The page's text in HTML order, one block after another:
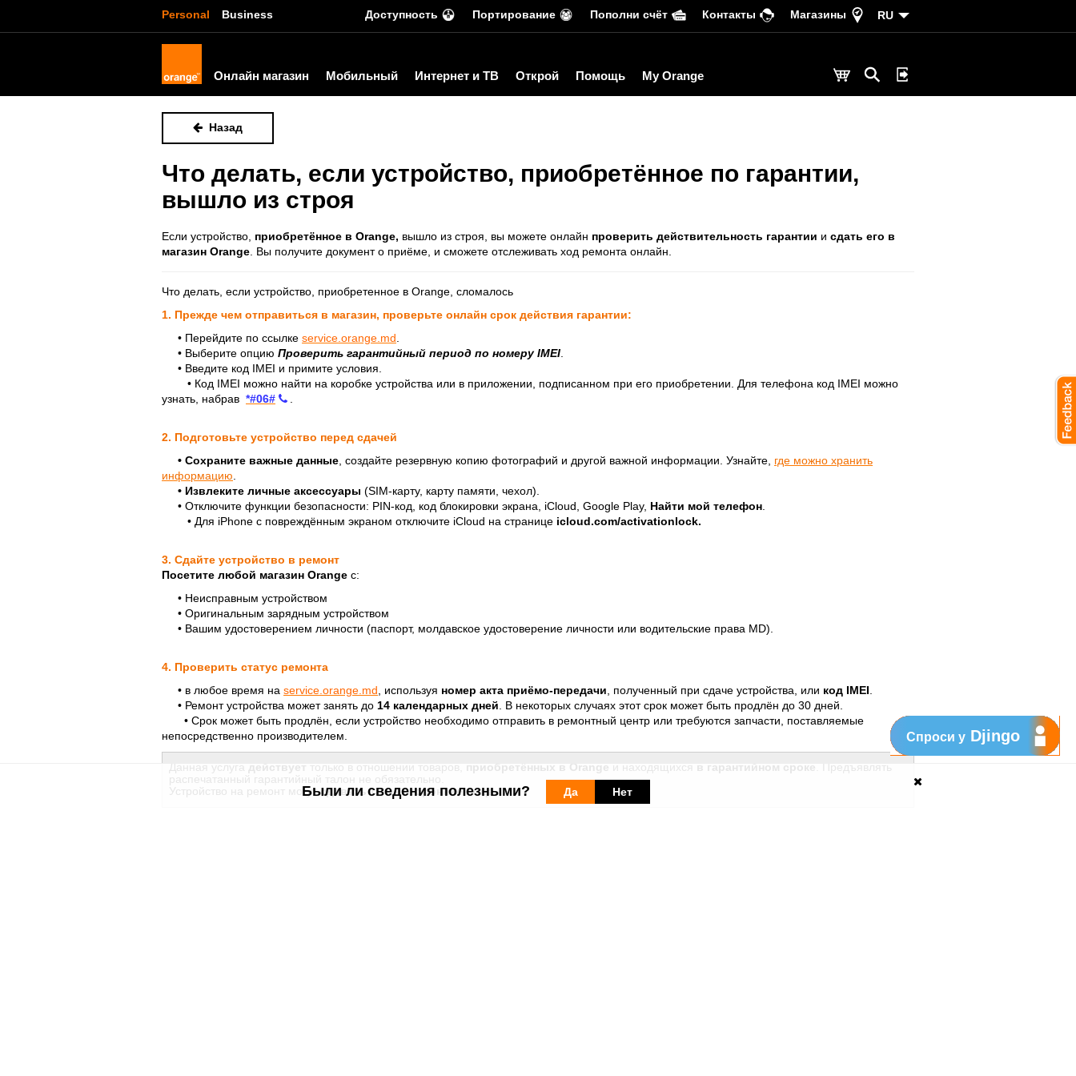
Personal Business Доступность Портирование Пополни счёт Контакты Магазины RU
Онлайн магазин Мобильный Интернет и ТВ Открой Помощь My Orange
Назад
Что делать, если устройство, приобретённое по гарантии,
вышло из строя
Если устройство, приобретённое в Orange, вышло из строя, вы можете онлайн проверить действительность гарантии и сдать его в
магазин Orange . Вы получите документ о приёме, и сможете отслеживать ход ремонта онлайн.
Что делать, если устройство, приобретенное в Orange, сломалось
1. Прежде чем отправиться в магазин, проверьте онлайн срок действия гарантии:
• Перейдите по ссылке service.orange.md
• Выберите опцию Проверить гарантийный период по номеру IMEI
• Введите код IMEI и примите условия.
• Код IMEI можно найти на коробке устройства или в приложении, подписанном при его приобретении. Для телефона код IMEI можно
узнать, набрав *#06#
2. Подготовьте устройство перед сдачей
• Сохраните важные данные , создайте резервную копию фотографий и другой важной информации. Узнайте, где можно хранить
информацию
• Извлеките личные аксессуары (SIM-карту, карту памяти, чехол).
• Отключите функции безопасности: PIN-код, код блокировки экрана, iCloud, Google Play, Найти мой телефон
• Для iPhone с повреждённым экраном отключите iCloud на странице icloud.com/activationlock.
3. Сдайте устройство в ремонт
Посетите любой магазин Orange с:
• Неисправным устройством
• Оригинальным зарядным устройством
• Вашим удостоверением личности (паспорт, молдавское удостоверение личности или водительские права MD).
4. Проверить статус ремонта
• в любое время на service.orange.md , используя номер акта приёмо-передачи , полученный при сдаче устройства, или код IMEI
• Ремонт устройства может занять до 14 календарных дней . В некоторых случаях этот срок может быть продлён до 30 дней.
• Срок может быть продлён, если устройство необходимо отправить в ремонтный центр или требуются запчасти, поставляемые
непосредственно производителем.
Данная услуга действует только в отношении товаров, приобретённых в Orange и находящихся в гарантийном сроке . Предъявлять
распечатанный гарантийный талон не обязательно.
Устройство на ремонт могутсдаватьтакжесторонние лица.
Были ли сведения полезными? Да Нет
Спроси у Djingo